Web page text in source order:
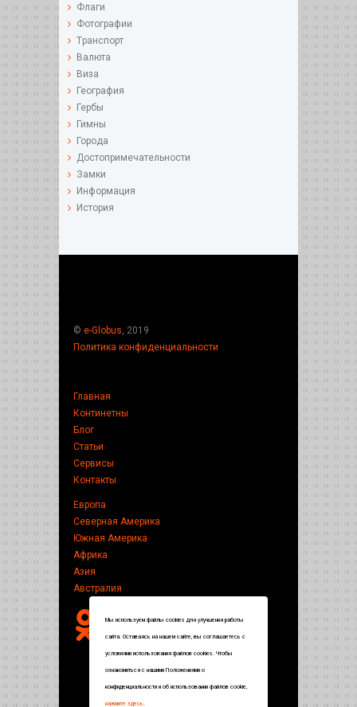
Флаги
Фотографии
Tранспорт
Валюта
Виза
География
Гербы
Гимны
Города
Достопримечательности
Замки
Информация
История
© e-Globus , 2019
Политика конфиденциальности
Главная
Континетны
Блог
Статьи
Сервисы
Контакты
Европа
Северная Америка
Южная Америка
Африка
Азия
Австралия
Мы используем файлы cookies для улучшения работы
сайта. Оставаясь на нашем сайте, вы соглашаетесь с
условиями использования файлов cookies. Чтобы
ознакомиться с нашими Положениями о
конфиденциальности и об использовании файлов cookie,
нажмите здесь.